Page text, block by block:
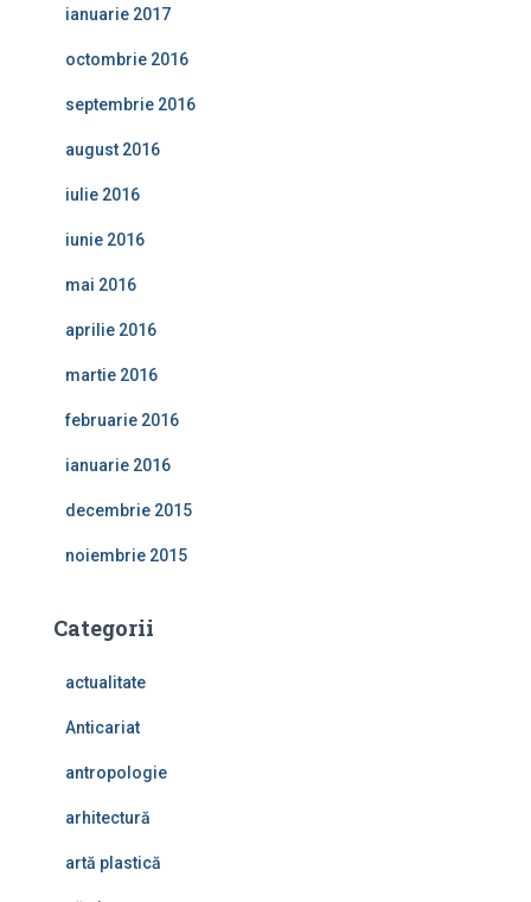
ianuarie 2017
octombrie 2016
septembrie 2016
august 2016
iulie 2016
iunie 2016
mai 2016
aprilie 2016
martie 2016
februarie 2016
ianuarie 2016
decembrie 2015
noiembrie 2015
Categorii
actualitate
Anticariat
antropologie
arhitectură
artă plastică